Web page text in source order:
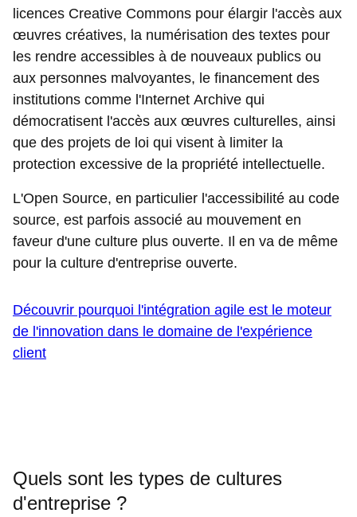
licences Creative Commons pour élargir l'accès aux
œuvres créatives, la numérisation des textes pour
les rendre accessibles à de nouveaux publics ou
aux personnes malvoyantes, le financement des
institutions comme l'Internet Archive qui
démocratisent l'accès aux œuvres culturelles, ainsi
que des projets de loi qui visent à limiter la
protection excessive de la propriété intellectuelle.
L'Open Source, en particulier l'accessibilité au code
source, est parfois associé au mouvement en
faveur d'une culture plus ouverte. Il en va de même
pour la culture d'entreprise ouverte.
Découvrir pourquoi l'intégration agile est le moteur
de l'innovation dans le domaine de l'expérience
client
Quels sont les types de cultures
d'entreprise ?